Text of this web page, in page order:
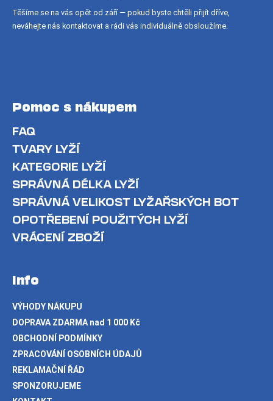
Těšíme se na vás opět od září — pokud byste chtěli přijít dříve,
neváhejte nás kontaktovat a rádi vás individuálně obsloužíme.
Pomoc s nákupem
FAQ
TVARY LYŽÍ
KATEGORIE LYŽÍ
SPRÁVNÁ DÉLKA LYŽÍ
SPRÁVNÁ VELIKOST LYŽAŘSKÝCH BOT
OPOTŘEBENÍ POUŽITÝCH LYŽÍ
VRÁCENÍ ZBOŽÍ
Info
VÝHODY NÁKUPU
DOPRAVA ZDARMA nad 1 000 Kč
OBCHODNÍ PODMÍNKY
ZPRACOVÁNÍ OSOBNÍCH ÚDAJŮ
REKLAMAČNÍ ŘÁD
SPONZORUJEME